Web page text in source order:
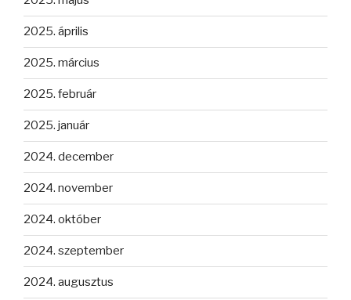
2025. április
2025. március
2025. február
2025. január
2024. december
2024. november
2024. október
2024. szeptember
2024. augusztus